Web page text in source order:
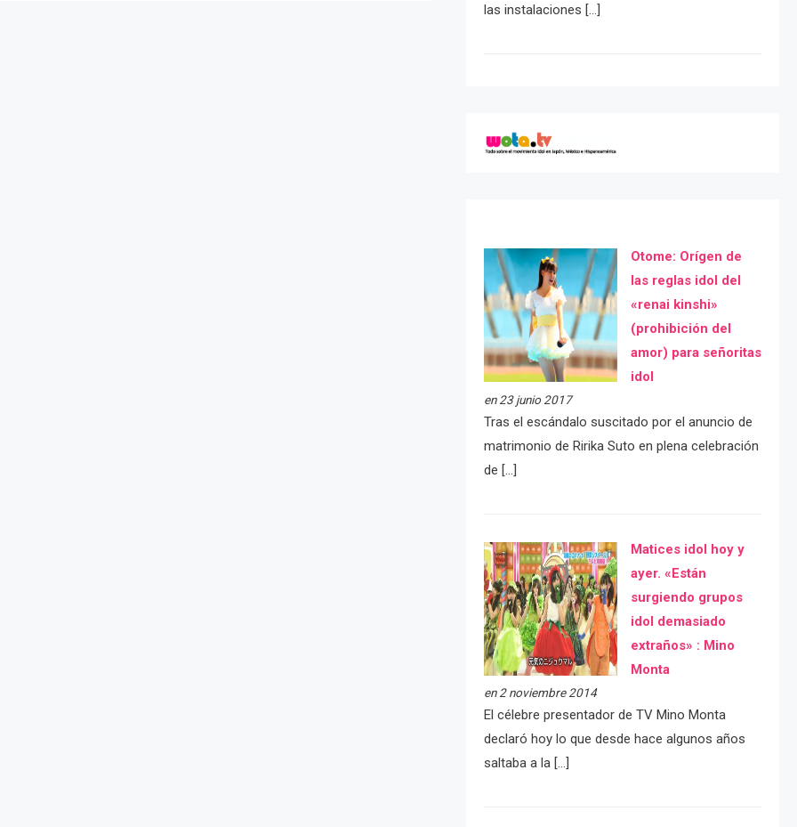
las instalaciones […]
Otome: Orígen de
las reglas idol del
«renai kinshi»
(prohibición del
amor) para señoritas
idol
en 23 junio 2017
Tras el escándalo suscitado por el anuncio de
matrimonio de Ririka Suto en plena celebración
de […]
Matices idol hoy y
ayer. «Están
surgiendo grupos
idol demasiado
extraños» : Mino
Monta
en 2 noviembre 2014
El célebre presentador de TV Mino Monta
declaró hoy lo que desde hace algunos años
saltaba a la […]